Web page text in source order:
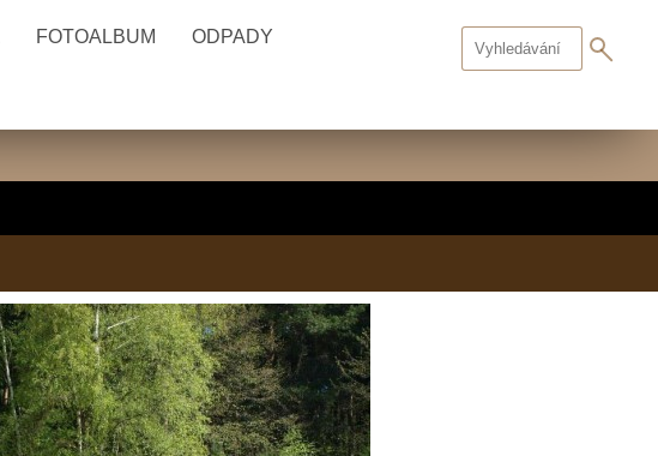
FOTOALBUM ODPADY